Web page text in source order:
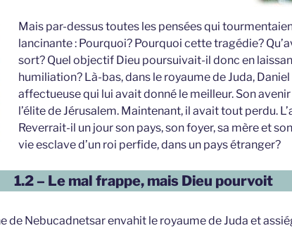
Mais par-dessus toutes les pensées qui
lancinante : Pourquoi? Pourquoi cette tragédie?
sort? Quel objectif Dieu poursuivait-il donc en
humiliation? Là-bas, dans le royaume de Juda,
affectueuse qui lui avait donné le meilleur. Son
l’élite de Jérusalem. Maintenant, il avait tout perdu.
Reverrait-il un jour son pays, son foyer, sa mère et
vie esclave d’un roi perfide, dans un pays étranger?
1.2 – Le mal frappe, mais Dieu pourvoit
de Nebucadnetsar envahit le royaume de Juda et